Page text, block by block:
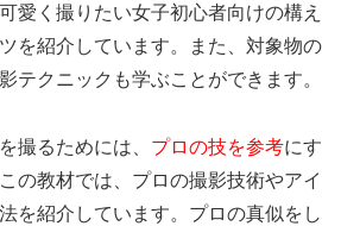
愛く撮りたい女子初心者向けの構え
を紹介しています。また、対象物の
テクニックも学ぶことができます。
撮るためには、 プロの技を参考にす
の教材では、プロの撮影技術やアイ
を紹介しています。プロの真似をし